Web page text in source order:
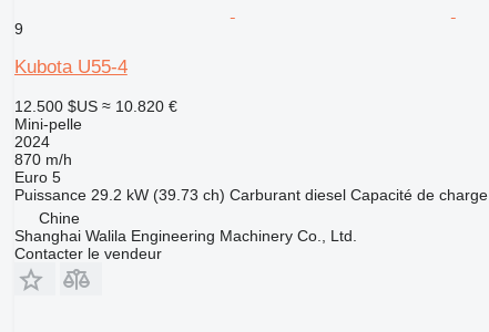
9
Kubota U55-4
12.500 $US ≈ 10.820 €
Mini-pelle
2024
870 m/h
Euro 5
Puissance 29.2 kW (39.73 ch) Carburant diesel Capacité de charge
Chine
Shanghai Walila Engineering Machinery Co., Ltd.
Contacter le vendeur